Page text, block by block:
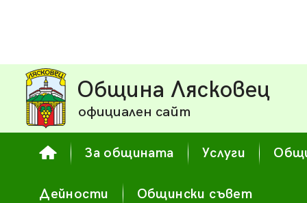
Община Лясковец
официален сайт
За общината Услуги
Дейности Общински съвет